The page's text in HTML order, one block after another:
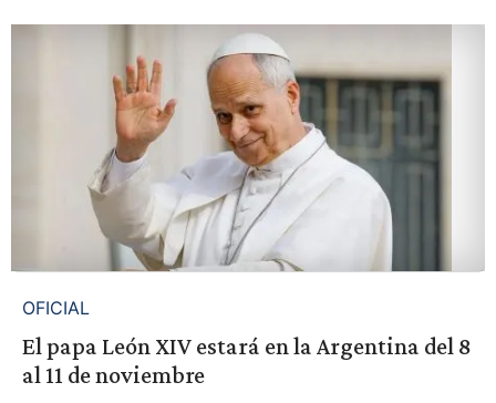
OFICIAL
El papa León XIV estará en la Argentina del 8
al 11 de noviembre